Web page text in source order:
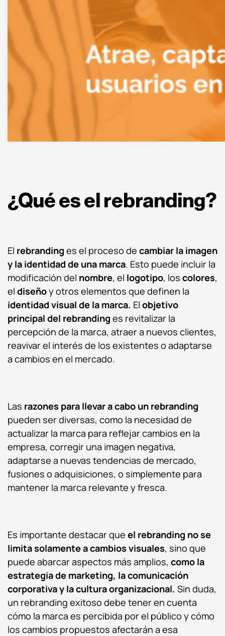
¿Qué es el rebranding?
El rebranding es el proceso de cambiar la imagen
y la identidad de una marca. Esto puede incluir la
modificación del nombre, el logotipo, los colores,
el diseñoy otros elementos que definen la
identidad visual de la marca. El objetivo
principal del rebranding es revitalizar la
percepción de la marca, atraer a nuevos clientes,
reavivar el interés de los existentes o adaptarse
a cambios en el mercado.
Las razones para llevar a cabo un rebranding
pueden ser diversas, como la necesidad de
actualizar la marca para reflejar cambios en la
empresa, corregir una imagen negativa,
adaptarse a nuevas tendencias de mercado,
fusiones o adquisiciones, o simplemente para
mantener la marca relevante y fresca.
Es importante destacar que el rebranding no se
limita solamente a cambios visuales, sino que
puede abarcar aspectos más amplios, como la
estrategia de marketing, la comunicación
corporativa y la cultura organizacional. Sin duda,
un rebranding exitoso debe tener en cuenta
cómo la marca es percibida por el público y cómo
los cambios propuestos afectarán a esa